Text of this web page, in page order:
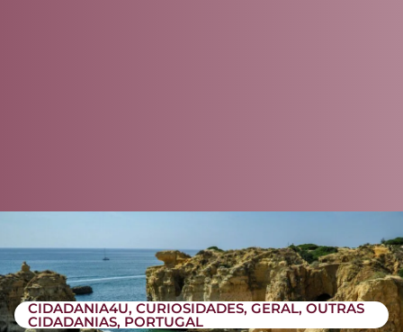
CIDADANIA4U, CURIOSIDADES, GERAL, OUTRAS
CIDADANIAS, PORTUGAL